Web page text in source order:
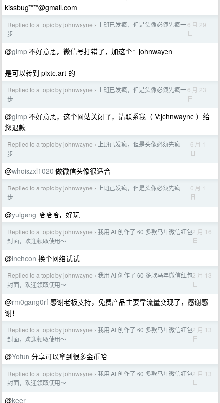
kissbug****@gmail.com
Replied to a topic by johnwayne ›
上班已发疯，但是头像必须先疯一
步
6 月 29
日
@gimp 不好意思，微信号打错了，加这个：johnwayen
是可以转到 pixto.art 的
Replied to a topic by johnwayne ›
上班已发疯，但是头像必须先疯一
步
6 月 23
日
@gimp 不好意思，这个网站关闭了，请联系我（ V:johnwayne ）给
您退款
Replied to a topic by johnwayne ›
上班已发疯，但是头像必须先疯一
步
6 月 1
日
@whoiszxl1020 做微信头像很适合
Replied to a topic by johnwayne ›
上班已发疯，但是头像必须先疯一
步
6 月 1
日
@yulgang 哈哈哈，好玩
Replied to a topic by johnwayne › 我用 AI 创作了 60 多款马年微信红包
封面，欢迎领取使用～
2 月 16
日
@incheon 换个网络试试
Replied to a topic by johnwayne › 我用 AI 创作了 60 多款马年微信红包
封面，欢迎领取使用～
2 月 13
日
@rm0gang0rf 感谢老板支持，免费产品主要靠流量变现了，感谢感
谢！
Replied to a topic by johnwayne › 我用 AI 创作了 60 多款马年微信红包
封面，欢迎领取使用～
2 月 13
日
@Yofun 分享可以拿到很多金币哈
Replied to a topic by johnwayne › 我用 AI 创作了 60 多款马年微信红包
封面，欢迎领取使用～
2 月 13
日
@keer